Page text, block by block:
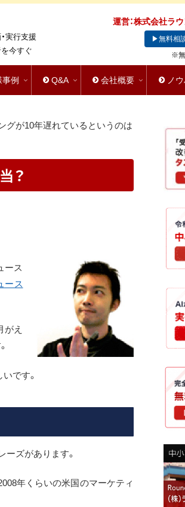
実行支援
今すぐ
運営：株式会社ラ
▶無料相
※無
例 Q&A 会社概要 ノ
グが10年遅れているというのは
？
ース
ース
がえ
です。
ーズがあります。
年くらいの米国のマーケティ